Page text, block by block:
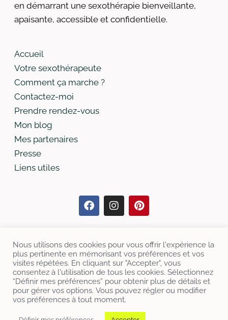
en démarrant une sexothérapie bienveillante,
apaisante, accessible et confidentielle.​
Accueil
Votre sexothérapeute
Comment ça marche ?
Contactez-moi
Prendre rendez-vous
Mon blog
Mes partenaires
Presse
Liens utiles
Je prends RDV
Site créé avec
par Maryse FROCHOT – Tous
droits réservésCharte de déontologie
Nous utilisons des cookies pour vous offrir l'expérience la
plus pertinente en mémorisant vos préférences et vos
visites répétées. En cliquant sur "Accepter", vous
consentez à l'utilisation de tous les cookies. Sélectionnez
“Définir mes préférences” pour obtenir plus de détails et
pour gérer vos options. Vous pouvez régler ou modifier
vos préférences à tout moment.